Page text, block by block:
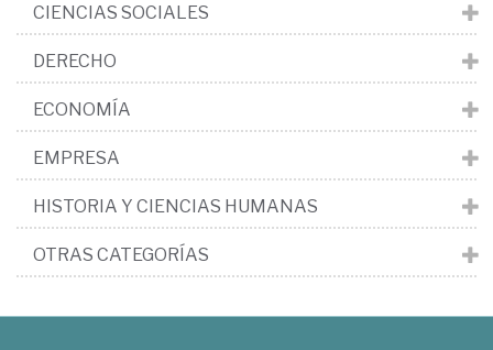
CIENCIAS SOCIALES
DERECHO
ECONOMÍA
EMPRESA
HISTORIA Y CIENCIAS HUMANAS
OTRAS CATEGORÍAS